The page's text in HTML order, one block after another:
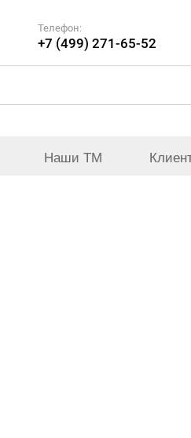
Телефон:
+7 (499) 271-65-52
Наши ТМ